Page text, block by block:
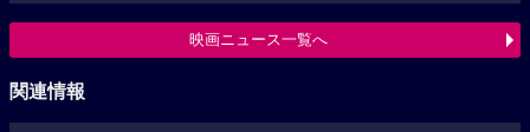
映画ニュース一覧へ
関連情報